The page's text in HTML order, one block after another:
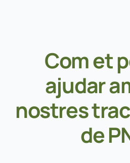
Com et
ajudar
nostres
de